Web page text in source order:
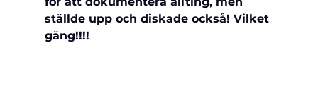
ställde upp och diskade också! Vilket
gäng!!!!